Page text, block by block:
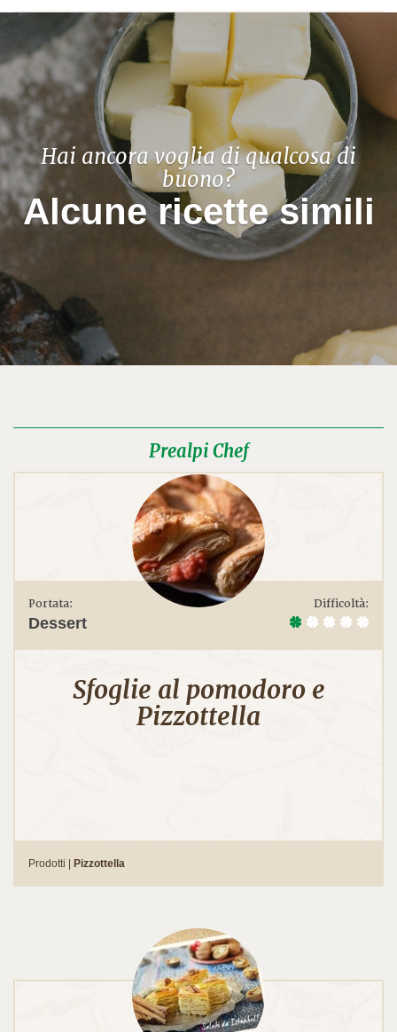
Hai ancora voglia di qualcosa di
buono?
Alcune ricette simili
Prealpi Chef
Portata:
Dessert
Difficoltà:
Sfoglie al pomodoro e
Pizzottella
Prodotti | Pizzottella